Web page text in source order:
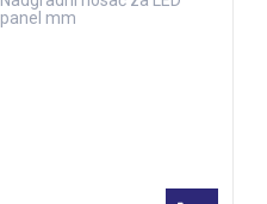
panel mm